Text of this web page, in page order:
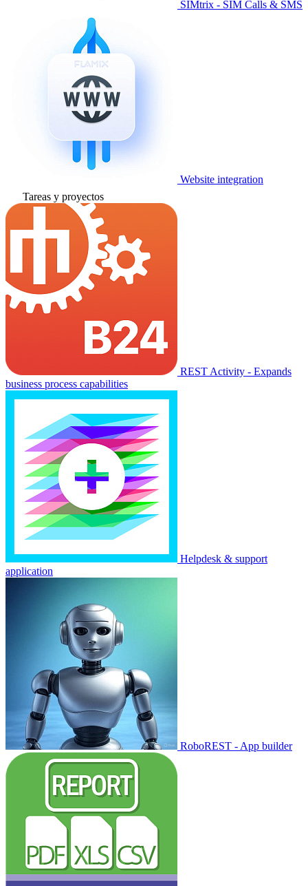
SIMtrix - SIM Calls & SMS
Website integration
Tareas y proyectos
REST Activity - Expands
business process capabilities
Helpdesk & support
application
RoboREST - App builder